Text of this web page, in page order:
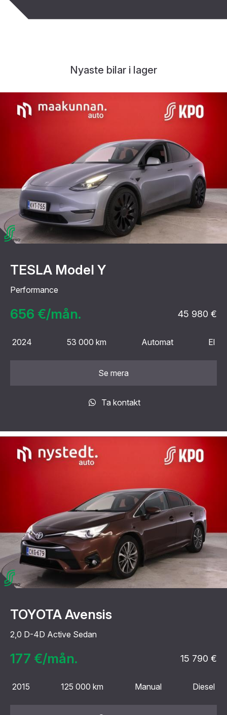
Nyaste bilar i lager
TESLA Model Y
Performance
656 €/mån. 45 980 €
2024 53 000 km Automat El
Se mera
Ta kontakt
TOYOTA Avensis
2,0 D-4D Active Sedan
177 €/mån. 15 790 €
2015 125 000 km Manual Diesel